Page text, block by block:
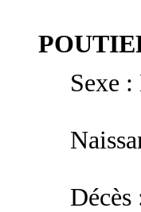
Sexe
Décès